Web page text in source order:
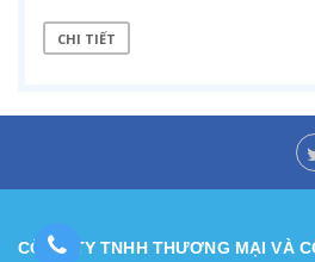
CHI TIẾT
CÔNG TY TNHH THƯƠNG MẠI VÀ